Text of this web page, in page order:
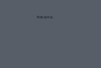
Reklama: